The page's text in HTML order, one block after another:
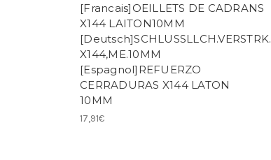
[Francais]OEILLETS DE CADRANS
X144 LAITON10MM
[Deutsch]SCHLUSSLLCH.VERSTRK.
X144,ME.10MM
[Espagnol]REFUERZO
CERRADURAS X144 LATON
10MM
17,91€